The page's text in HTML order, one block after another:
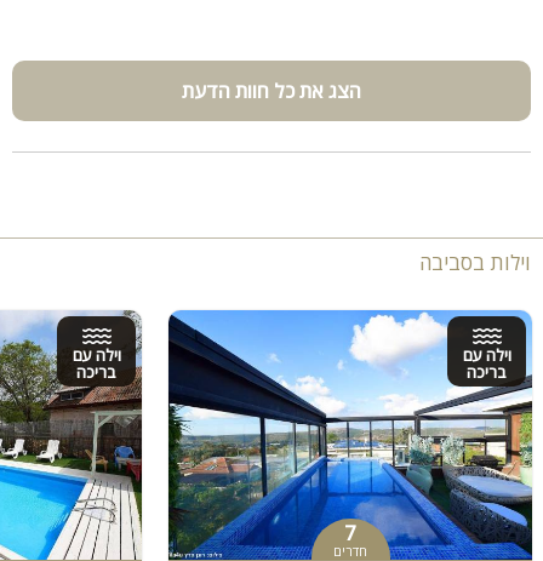
הצג את כל חוות הדעת
וילות בסביבה
וילה עם
בריכה
7
חדרים
וילה עם
בריכה